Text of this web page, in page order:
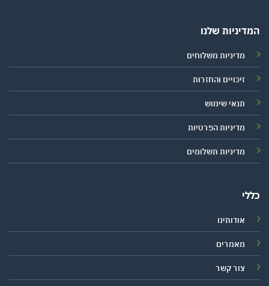
המדיניות שלנו
מדיניות משלוחים
זיכויים והחזרות
תנאי שימוש
מדיניות הפרטיות
מדיניות תשלומים
כללי
אודותינו
מאמרים
צור קשר